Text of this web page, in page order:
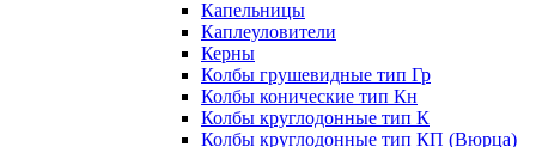
Капельницы
Каплеуловители
Керны
Колбы грушевидные тип Гр
Колбы конические тип Кн
Колбы круглодонные тип К
Колбы круглодонные тип КП (Вюрца)